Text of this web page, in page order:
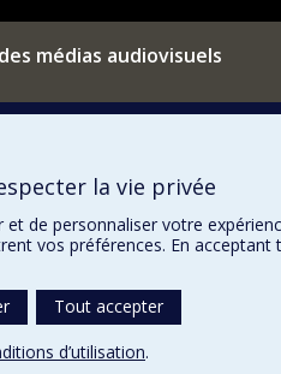
médias audiovisuels
témoins
la vie privée
et de personnaliser votre
vos préférences. En
Tout accepter
d’utilisation.